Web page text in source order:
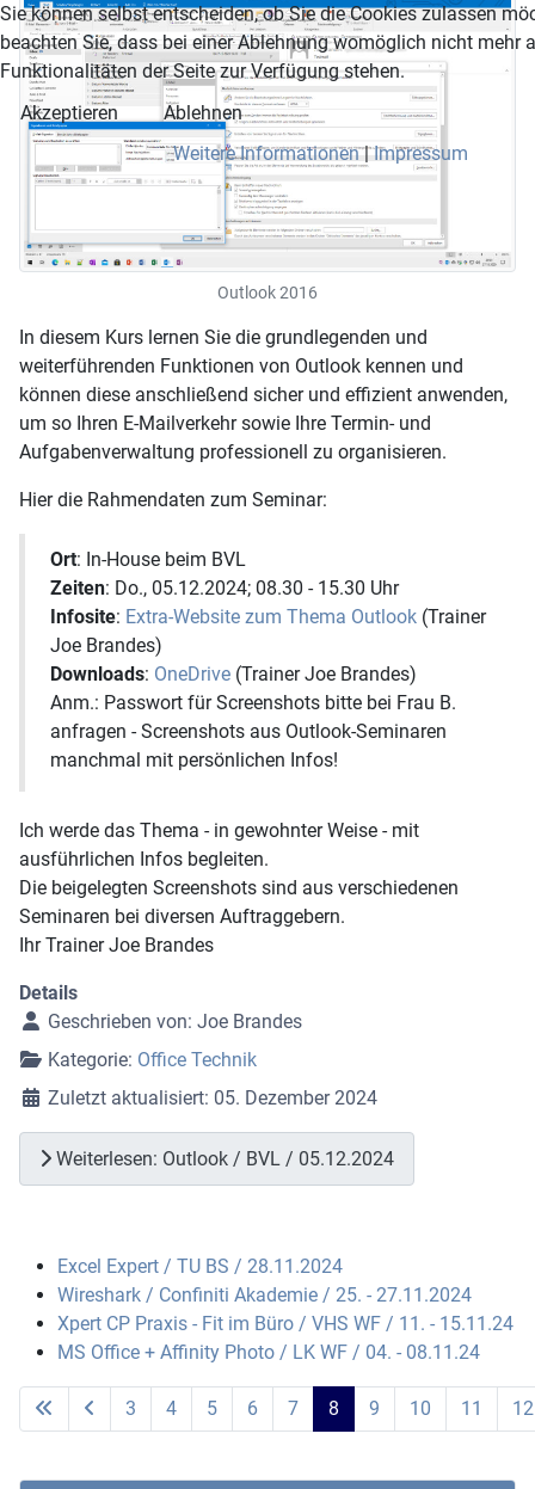
Outlook 2016
In diesem Kurs lernen Sie die grundlegenden und
weiterführenden Funktionen von Outlook kennen und
können diese anschließend sicher und effizient anwenden,
um so Ihren E-Mailverkehr sowie Ihre Termin- und
Aufgabenverwaltung professionell zu organisieren.
Hier die Rahmendaten zum Seminar:
Ort: In-House beim BVL
Zeiten: Do., 05.12.2024; 08.30 - 15.30 Uhr
Infosite: Extra-Website zum Thema Outlook (Trainer
Joe Brandes)
Downloads: OneDrive (Trainer Joe Brandes)
Anm.: Passwort für Screenshots bitte bei Frau B.
anfragen - Screenshots aus Outlook-Seminaren
manchmal mit persönlichen Infos!
Ich werde das Thema - in gewohnter Weise - mit
ausführlichen Infos begleiten.
Die beigelegten Screenshots sind aus verschiedenen
Seminaren bei diversen Auftraggebern.
Ihr Trainer Joe Brandes
Details
Geschrieben von: Joe Brandes
Kategorie: Office Technik
Zuletzt aktualisiert: 05. Dezember 2024
Weiterlesen: Outlook / BVL / 05.12.2024
Excel Expert / TU BS / 28.11.2024
Wireshark / Confiniti Akademie / 25. - 27.11.2024
Xpert CP Praxis - Fit im Büro / VHS WF / 11. - 15.11.24
MS Office + Affinity Photo / LK WF / 04. - 08.11.24
Seite 8 von 15
3 4 5 6 7 8 9 10 11 12
Sie können selbst entscheiden, ob Sie die Cookies zulassen
beachten Sie, dass bei einer Ablehnung womöglich nicht mehr
Funktionalitäten der Seite zur Verfügung stehen.
Akzeptieren
Ablehnen
Weitere Informationen|Impressum